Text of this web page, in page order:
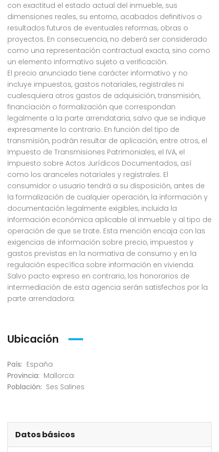
con exactitud el estado actual del inmueble, sus
dimensiones reales, su entorno, acabados definitivos o
resultados futuros de eventuales reformas, obras o
proyectos. En consecuencia, no deberá ser considerado
como una representación contractual exacta, sino como
un elemento informativo sujeto a verificación.
El precio anunciado tiene carácter informativo y no
incluye impuestos, gastos notariales, registrales ni
cualesquiera otros gastos de adquisición, transmisión,
financiación o formalización que correspondan
legalmente a la parte arrendataria, salvo que se indique
expresamente lo contrario. En función del tipo de
transmisión, podrán resultar de aplicación, entre otros, el
Impuesto de Transmisiones Patrimoniales, el IVA, el
Impuesto sobre Actos Jurídicos Documentados, así
como los aranceles notariales y registrales. El
consumidor o usuario tendrá a su disposición, antes de
la formalización de cualquier operación, la información y
documentación legalmente exigibles, incluida la
información económica aplicable al inmueble y al tipo de
operación de que se trate. Esta mención encaja con las
exigencias de información sobre precio, impuestos y
gastos previstas en la normativa de consumo y en la
regulación específica sobre información en vivienda.
Salvo pacto expreso en contrario, los honorarios de
intermediación de esta agencia serán satisfechos por la
parte arrendadora.
Ubicación
País: España
Provincia: Mallorca
Población: Ses Salines
Datos básicos